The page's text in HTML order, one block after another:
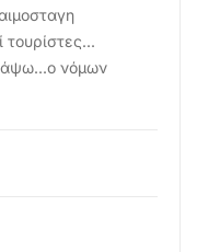
τουρίστες...
νόμων